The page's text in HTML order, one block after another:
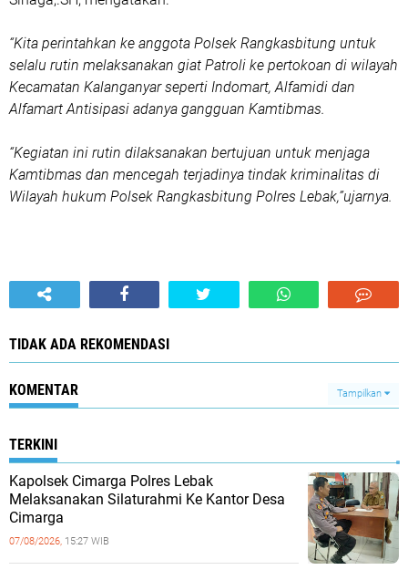
“Kita perintahkan ke anggota Polsek Rangkasbitung untuk
selalu rutin melaksanakan giat Patroli ke pertokoan di wilayah
Kecamatan Kalanganyar seperti Indomart, Alfamidi dan
Alfamart Antisipasi adanya gangguan Kamtibmas.
“Kegiatan ini rutin dilaksanakan bertujuan untuk menjaga
Kamtibmas dan mencegah terjadinya tindak kriminalitas di
Wilayah hukum Polsek Rangkasbitung Polres Lebak,”ujarnya.
TIDAK ADA REKOMENDASI
KOMENTAR Tampilkan
TERKINI
Kapolsek Cimarga Polres Lebak
Melaksanakan Silaturahmi Ke Kantor Desa
Cimarga
07/08/2026, 15:27 WIB